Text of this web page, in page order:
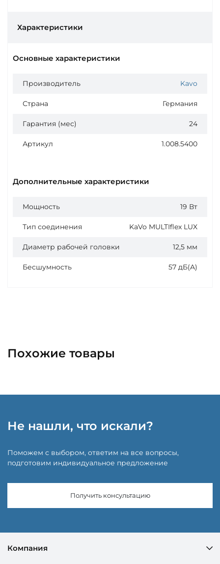
Характеристики
Основные характеристики
Производитель Kavo
Страна Германия
Гарантия (мес) 24
Артикул 1.008.5400
Дополнительные характеристики
Мощность 19 Вт
Тип соединения KaVo MULTIflex LUX
Диаметр рабочей головки 12,5 мм
Бесшумность 57 дБ(A)
Похожие товары
Не нашли, что искали?
Поможем с выбором, ответим на все вопросы,
подготовим индивидуальное предложение
Получить консультацию
Компания